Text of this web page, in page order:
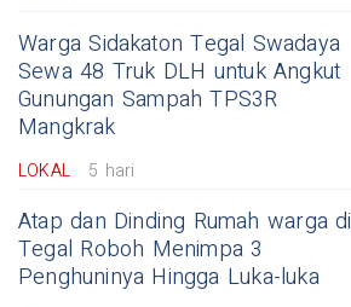
Warga Sidakaton Tegal Swadaya
Sewa 48 Truk DLH untuk Angkut
Gunungan Sampah TPS3R
Mangkrak
LOKAL 5 hari
Atap dan Dinding Rumah warga di
Tegal Roboh Menimpa 3
Penghuninya Hingga Luka-luka